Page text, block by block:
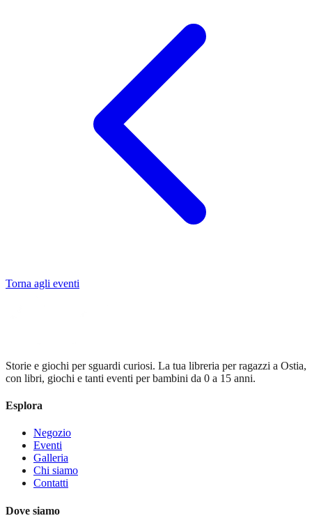
Torna agli eventi
Storie e giochi per sguardi curiosi. La tua libreria per ragazzi a Ostia,
con libri, giochi e tanti eventi per bambini da 0 a 15 anni.
Esplora
Negozio
Eventi
Galleria
Chi siamo
Contatti
Dove siamo